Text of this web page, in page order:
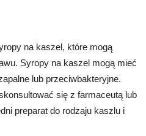
na kaszel, które mogą
Syropy na kaszel mogą mieć
lub przeciwbakteryjne.
się z farmaceutą lub
preparat do rodzaju kaszlu i